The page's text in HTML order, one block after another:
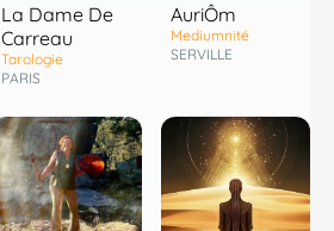
La Dame De
Carreau
Tarologie
PARIS
AuriÔm
Mediumnité
SERVILLE